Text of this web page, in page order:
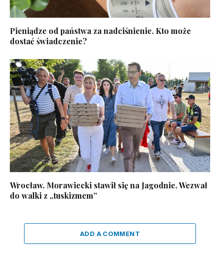
Pieniądze od państwa za nadciśnienie. Kto może
dostać świadczenie?
Wrocław. Morawiecki stawił się na Jagodnie. Wezwał
do walki z „tuskizmem”
ADD A COMMENT